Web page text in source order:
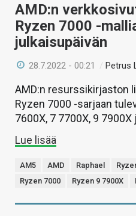
AMD:n
Ryzen 7000 -
julkaisupäivän
28.7.2022 - 00:21 /Petrus
AMD:n resurssikirjaston
Ryzen 7000 -sarjaan
7600X, 7 7700X, 9 7900X
Lue lisää
AM5 AMD Raphael
Ryzen 7000
Ryzen 9 7900X